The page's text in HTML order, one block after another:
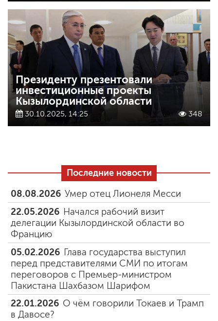
Президенту презентовали
инвестиционные проекты
Кызылординской области
30.10.2025, 14:25 348
Последние новости
08.08.2026 Умер отец Лионеля Месси
22.05.2026 Начался рабочий визит
делегации Кызылординской области во
Францию
05.02.2026 Глава государства выступил
перед представителями СМИ по итогам
переговоров с Премьер-министром
Пакистана Шахбазом Шарифом
22.01.2026 О чём говорили Токаев и Трамп
в Давосе?